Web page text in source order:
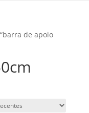
de apoio